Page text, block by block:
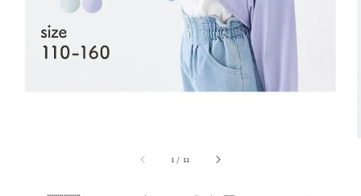
1 / 11